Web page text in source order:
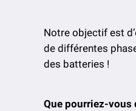
Notre objectif est
de différentes
des batteries !
Que pourriez-vous